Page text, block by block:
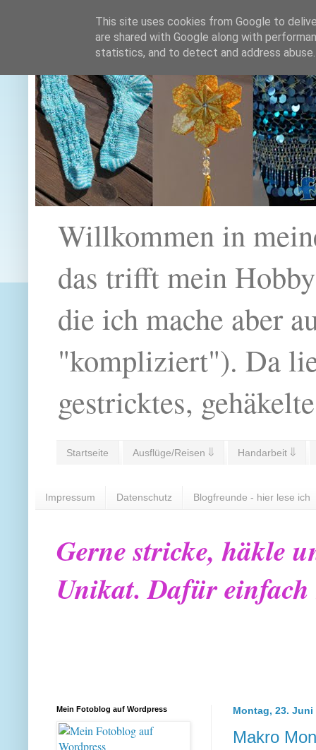
Willkommen in
das trifft mein
die ich mache aber
"kompliziert"). Da
gestricktes,
Startseite Ausflüge/Reisen ⇓ Handarbeit ⇓
Impressum Datenschutz Blogfreunde - hier lese ich
Gerne stricke, häkle
Unikat. Dafür
Montag, 23. Juni
Makro
Mein Fotoblog auf Wordpress
This site uses cookies from Google to
are shared with Google along with
statistics, and to detect and address abuse.